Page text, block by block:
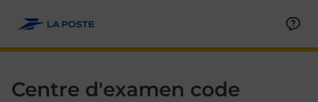
Centre d'examen code